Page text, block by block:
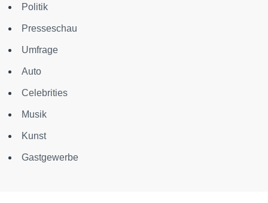
Politik
Presseschau
Umfrage
Auto
Celebrities
Musik
Kunst
Gastgewerbe